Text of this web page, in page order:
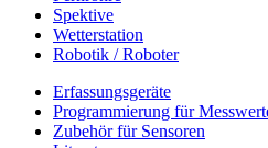
Spektive
Wetterstation
Robotik / Roboter
Erfassungsgeräte
Programmierung für
Zubehör für Sensoren